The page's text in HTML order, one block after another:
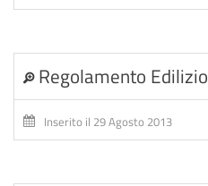
Regolamento Edilizio
Inserito il 29 Agosto 2013